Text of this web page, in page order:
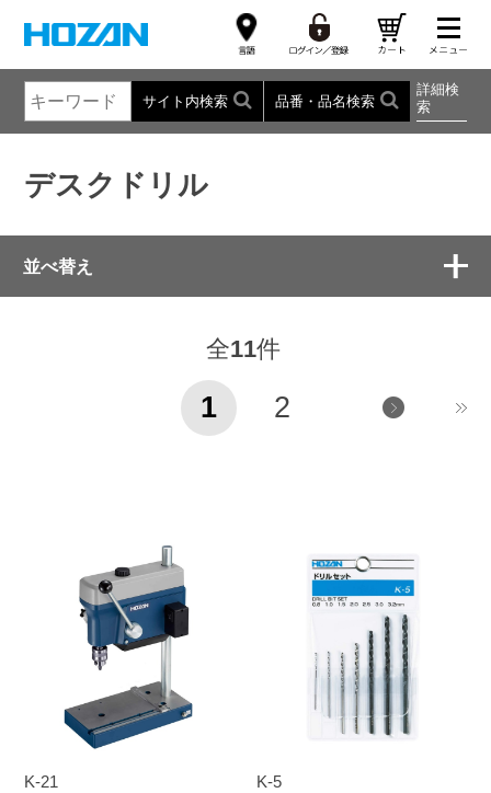
サイト内検索 品番・品名検索
詳細検
索
デスクドリル
並べ替え
全11件
1 2
K-21
K-5